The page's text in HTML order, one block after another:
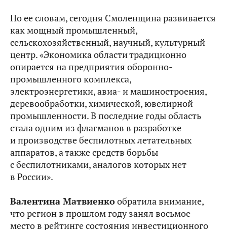
По ее словам, сегодня Смоленщина развивается
как мощный промышленный,
сельскохозяйственный, научный, культурный
центр. «Экономика области традиционно
опирается на предприятия оборонно-
промышленного комплекса,
электроэнергетики, авиа- и машиностроения,
деревообработки, химической, ювелирной
промышленности. В последние годы область
стала одним из флагманов в разработке
и производстве беспилотных летательных
аппаратов, а также средств борьбы
с беспилотниками, аналогов которых нет
в России».
Валентина Матвиенкообратила внимание,
что регион в прошлом году занял восьмое
место в рейтинге состояния инвестиционного